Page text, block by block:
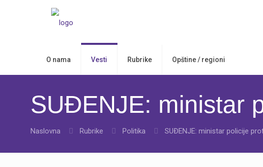
O nama Vesti Rubrike Opštine / regioni
SUĐENJE: ministar
Naslovna Rubrike Politika SUĐENJE: ministar policije